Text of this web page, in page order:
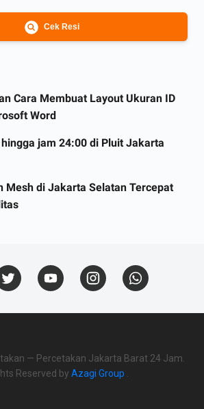
Cek Resi
Cara Membuat Layout Ukuran ID
Word
jam 24:00 di Pluit Jakarta
Mesh di Jakarta Selatan Tercepat
— Percetakan Jakarta Barat 24 Jam.
Reserved by Azagi Group